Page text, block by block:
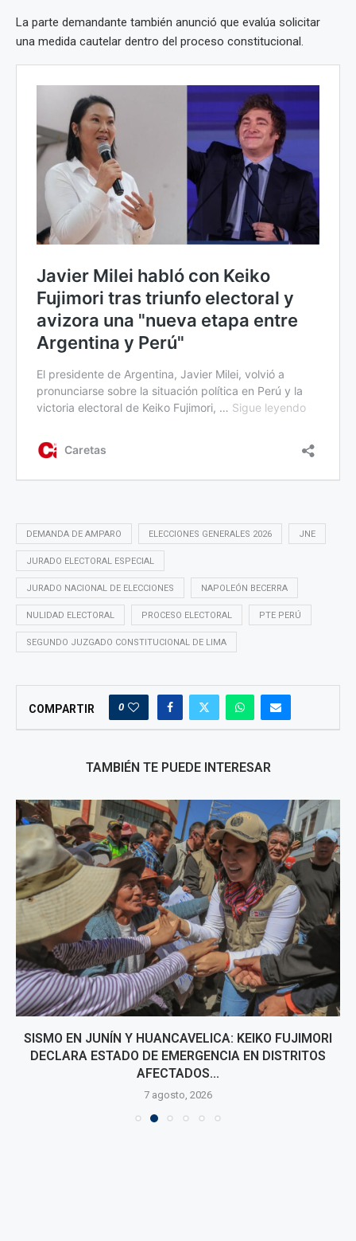
La parte demandante también anunció que evalúa solicitar
una medida cautelar dentro del proceso constitucional.
DEMANDA DE AMPARO ELECCIONES GENERALES 2026 JNE
JURADO ELECTORAL ESPECIAL
JURADO NACIONAL DE ELECCIONES NAPOLEÓN BECERRA
NULIDAD ELECTORAL PROCESO ELECTORAL PTE PERÚ
SEGUNDO JUZGADO CONSTITUCIONAL DE LIMA
COMPARTIR 0
TAMBIÉN TE PUEDE INTERESAR
SISMO EN JUNÍN Y HUANCAVELICA: KEIKO FUJIMORI
DECLARA ESTADO DE EMERGENCIA EN DISTRITOS
AFECTADOS...
7 agosto, 2026